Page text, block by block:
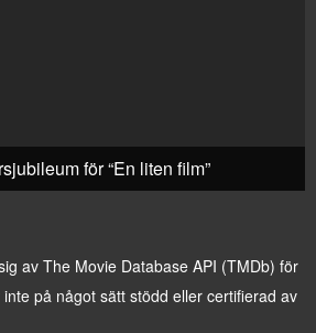
för “En liten film”
av The Movie Database API (TMDb) för
på något sätt stödd eller certifierad av